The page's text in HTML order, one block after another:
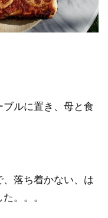
ルに置き、母と食
落ち着かない、は
。。。